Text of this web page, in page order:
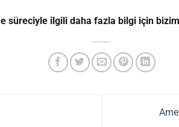
süreciyle ilgili daha fazla bilgi için